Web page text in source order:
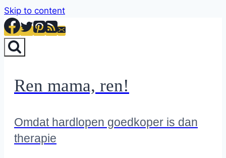
Skip to content
Ren mama, ren!
Omdat hardlopen goedkoper is dan
therapie